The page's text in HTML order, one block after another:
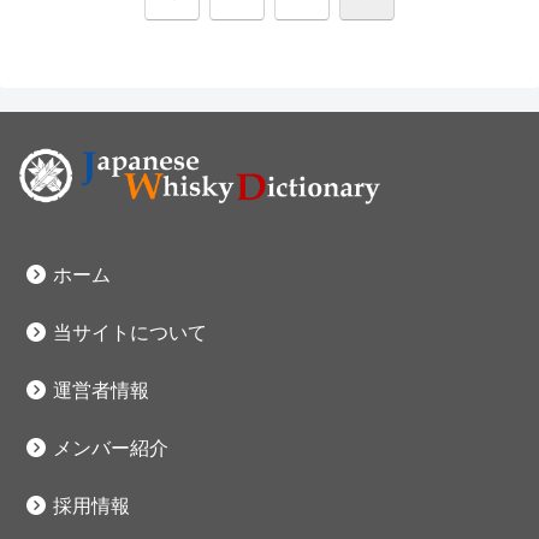
ホーム
当サイトについて
運営者情報
メンバー紹介
採用情報